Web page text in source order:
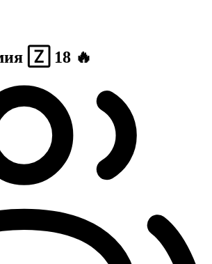
🅉 18 🔥